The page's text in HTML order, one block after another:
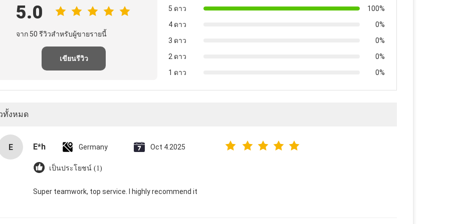
5.0
จาก 50 รีวิวสำหรับผู้ขายรายนี้
เขียนรีวิว
5 ดาว
100%
4 ดาว
0%
3 ดาว
0%
2 ดาว
0%
1 ดาว
0%
ทั้งหมด
E E*h Germany Oct 4.2025
เป็นประโยชน์ (1)
Super teamwork, top service. I highly recommend it